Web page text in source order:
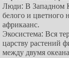
Люди: В Западном
белого и цветного
африкаанс.
Экосистема: Вся
царству растений
между двумя